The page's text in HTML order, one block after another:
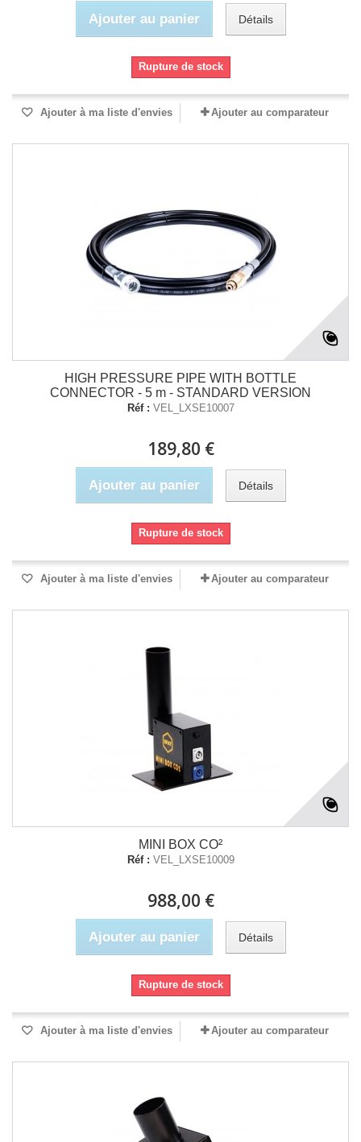
Ajouter au panier Détails
Rupture de stock
Ajouter à ma liste d'envies Ajouter au comparateur
HIGH PRESSURE PIPE WITH BOTTLE
CONNECTOR - 5 m - STANDARD VERSION
Réf : VEL_LXSE10007
189,80 €
Ajouter au panier Détails
Rupture de stock
Ajouter à ma liste d'envies Ajouter au comparateur
MINI BOX CO²
Réf : VEL_LXSE10009
988,00 €
Ajouter au panier Détails
Rupture de stock
Ajouter à ma liste d'envies Ajouter au comparateur